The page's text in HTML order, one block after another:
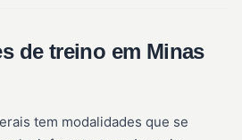
de treino em Minas
tem modalidades que se